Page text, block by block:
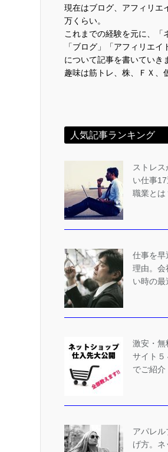
現在はブログ、アフィリエ
万くらい。
これまでの経験を元に、「
「ブログ」「アフィリエ
について記事を書いていき
趣味は筋トレ、株、ＦＸ、
人気記事ランキング
ストレ
い仕事
職業とは
仕事を早
理由。会
い時の最
激安・無
サイト５
でご紹介
アパレル
げ方。ネ